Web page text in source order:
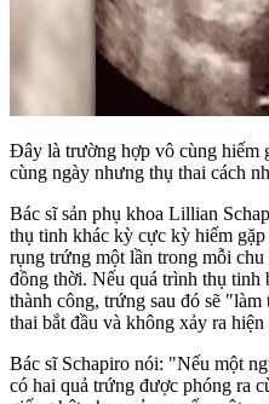
Đây là trường hợp vô cùng hiếm
cùng ngày nhưng thụ thai cách
Bác sĩ sản phụ khoa Lillian
thụ tinh khác kỳ cực kỳ hiếm
rụng trứng một lần trong mỗi
đồng thời. Nếu quá trình thụ
thành công, trứng sau đó sẽ
thai bắt đầu và không xảy ra
Bác sĩ Schapiro nói: "Nếu một
có hai quả trứng được phóng ra